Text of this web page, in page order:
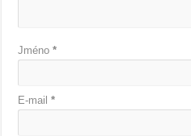
Jméno*
E-mail*